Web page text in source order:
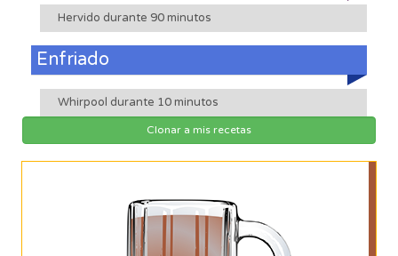
Hervido durante 90 minutos
Enfriado
Whirpool durante 10 minutos
Clonar a mis recetas